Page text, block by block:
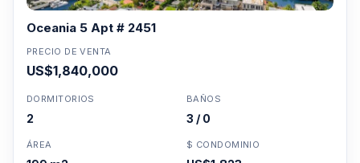
Oceania 5 Apt # 2451
PRECIO DE VENTA
US$1,840,000
DORMITORIOS
2
BAÑOS
3 / 0
ÁREA $ CONDOMINIO